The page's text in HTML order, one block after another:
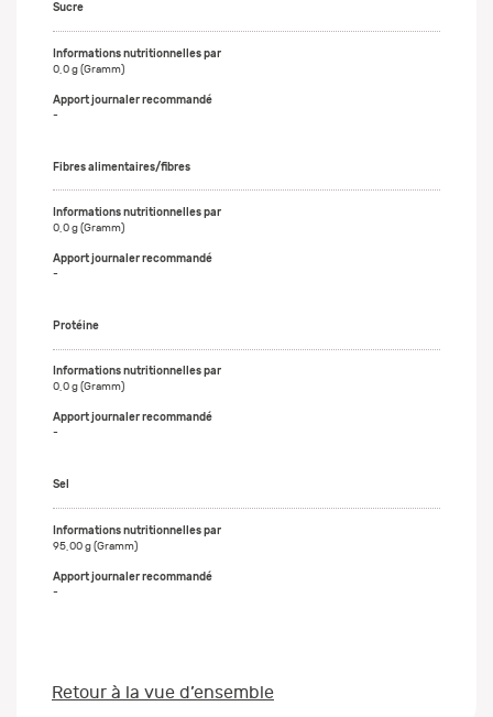
Sucre
0,0 g (Gramm)
-
Fibres alimentaires/fibres
0,0 g (Gramm)
-
Protéine
0,0 g (Gramm)
-
Sel
95,00 g (Gramm)
-
Retour à la vue d’ensemble